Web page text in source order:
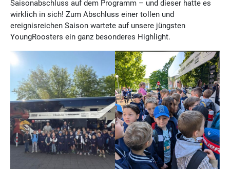
Saisonabschluss auf dem Programm – und dieser hatte es
wirklich in sich! Zum Abschluss einer tollen und
ereignisreichen Saison wartete auf unsere jüngsten
YoungRoosters ein ganz besonderes Highlight.